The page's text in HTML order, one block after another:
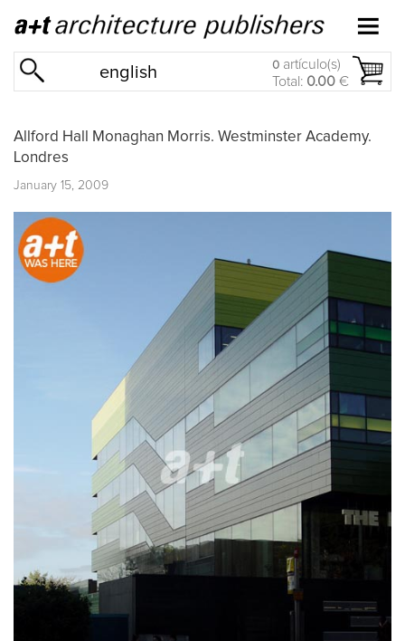
english 0 artículo(s)
Total: 0.00 €
Allford Hall Monaghan Morris. Westminster Academy.
Londres
January 15, 2009